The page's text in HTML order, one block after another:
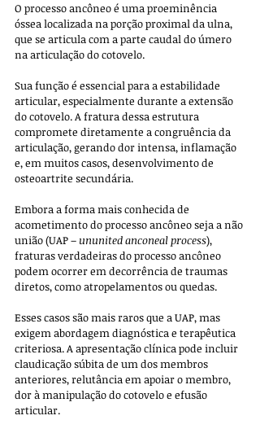
O processo ancôneo é uma proeminência
óssea localizada na porção proximal da ulna,
que se articula com a parte caudal do úmero
na articulação do cotovelo.
Sua função é essencial para a estabilidade
articular, especialmente durante a extensão
do cotovelo. A fratura dessa estrutura
compromete diretamente a congruência da
articulação, gerando dor intensa, inflamação
e, em muitos casos, desenvolvimento de
osteoartrite secundária.
Embora a forma mais conhecida de
acometimento do processo ancôneo seja a não
união (UAP – ununited anconeal process),
fraturas verdadeiras do processo ancôneo
podem ocorrer em decorrência de traumas
diretos, como atropelamentos ou quedas.
Esses casos são mais raros que a UAP, mas
exigem abordagem diagnóstica e terapêutica
criteriosa. A apresentação clínica pode incluir
claudicação súbita de um dos membros
anteriores, relutância em apoiar o membro,
dor à manipulação do cotovelo e efusão
articular.